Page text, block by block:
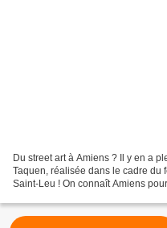
Du street art à Amiens ? Il y en a
Taquen, réalisée dans le cadre du
Saint-Leu ! On connaît Amiens